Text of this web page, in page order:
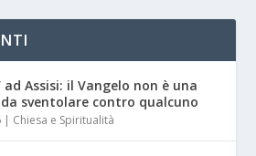
ad Assisi: il Vangelo non è una
sventolare contro qualcuno
| Chiesa e Spiritualità